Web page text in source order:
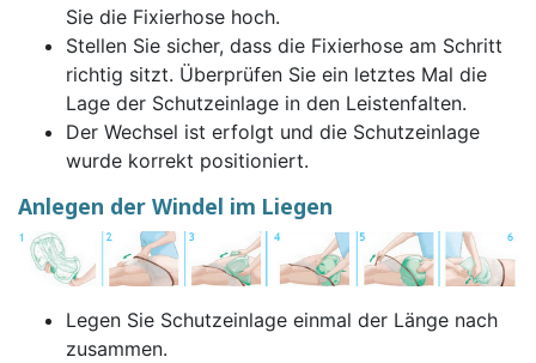
Sie die Fixierhose hoch.
Stellen Sie sicher, dass die Fixierhose am Schritt
richtig sitzt. Überprüfen Sie ein letztes Mal die
Lage der Schutzeinlage in den Leistenfalten.
Der Wechsel ist erfolgt und die Schutzeinlage
wurde korrekt positioniert.
Anlegen der Windel im Liegen
Legen Sie Schutzeinlage einmal der Länge nach
zusammen.